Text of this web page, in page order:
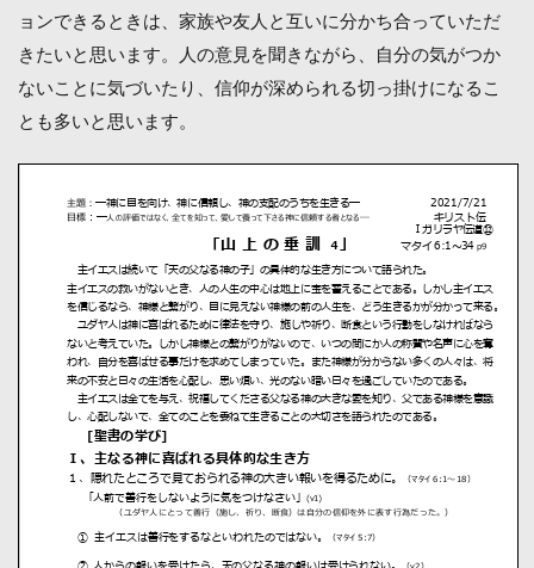
ョンできるときは、家族や友人と互いに分かち合っていただ
きたいと思います。人の意見を聞きながら、自分の気がつか
ないことに気づいたり、信仰が深められる切っ掛けになるこ
とも多いと思います。